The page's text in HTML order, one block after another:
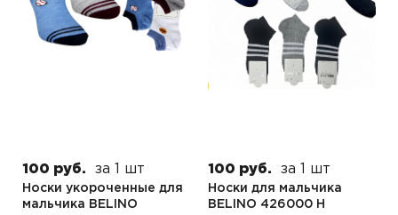
100 руб. за 1 шт
Носки укороченные для
мальчика BELINO
100 руб. за 1 шт
Носки для мальчика
BELINO 426000 Н